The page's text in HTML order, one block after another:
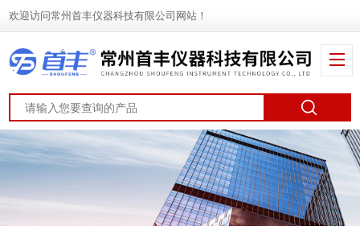
欢迎访问常州首丰仪器科技有限公司网站！